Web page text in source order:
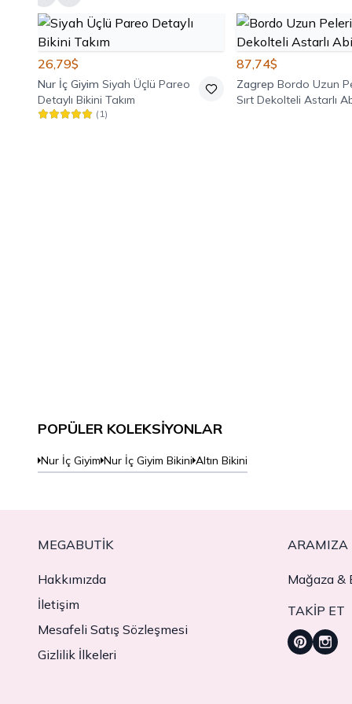
26,79$
Nur İç Giyim Siyah Üçlü Pareo
Detaylı Bikini Takım
( 1)
87,74$
Zagrep Bordo Uzun
Sırt Dekolteli Astarlı
POPÜLER KOLEKSIYONLAR
Nur İç Giyim Nur İç Giyim Bikini Altın Bikini
MEGABUTIK
Hakkımızda
İletişim
Mesafeli Satış Sözleşmesi
Gizlilik İlkeleri
ARAMIZA
Mağaza &
TAKIP ET